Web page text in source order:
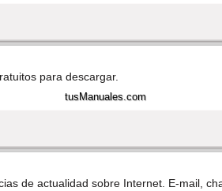
para descargar.
de actualidad sobre Internet. E-mail,